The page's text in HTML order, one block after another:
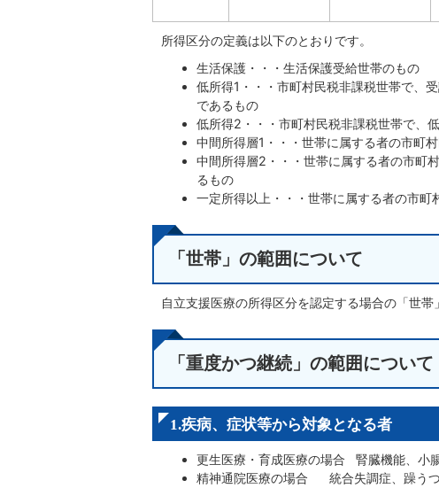
所得区分の定義は以下のとおりです。
生活保護・・・生活保護受給世帯のもの
低所得1・・・市町村民税非課税世帯で、
であるもの
低所得2・・・市町村民税非課税世帯で、
中間所得層1・・・世帯に属する者の市町
中間所得層2・・・世帯に属する者の市町
るもの
一定所得以上・・・世帯に属する者の市
「世帯」の範囲について
自立支援医療の所得区分を認定する場合の「世帯
「重度かつ継続」の範囲について
1.疾病、症状等から対象となる者
更生医療・育成医療の場合 腎臓機能、小
精神通院医療の場合 統合失調症、躁うつ